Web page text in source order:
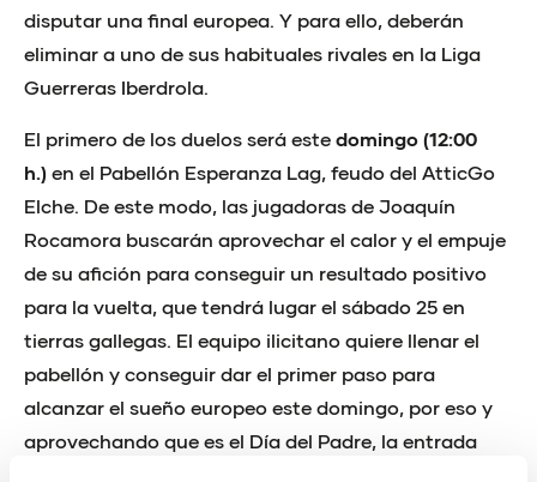
disputar una final europea. Y para ello, deberán
eliminar a uno de sus habituales rivales en la Liga
Guerreras Iberdrola.
El primero de los duelos será este domingo (12:00
h.) en el Pabellón Esperanza Lag, feudo del AtticGo
Elche. De este modo, las jugadoras de Joaquín
Rocamora buscarán aprovechar el calor y el empuje
de su afición para conseguir un resultado positivo
para la vuelta, que tendrá lugar el sábado 25 en
tierras gallegas. El equipo ilicitano quiere llenar el
pabellón y conseguir dar el primer paso para
alcanzar el sueño europeo este domingo, por eso y
aprovechando que es el Día del Padre, la entrada